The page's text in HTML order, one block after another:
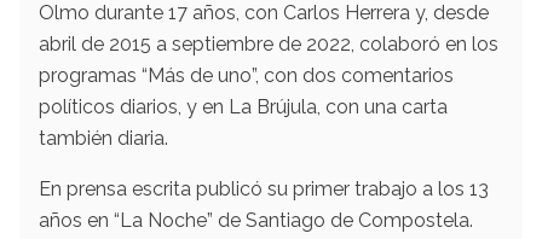
Olmo durante 17 años, con Carlos Herrera y, desde
abril de 2015 a septiembre de 2022, colaboró en los
programas “Más de uno”, con dos comentarios
políticos diarios, y en La Brújula, con una carta
también diaria.
En prensa escrita publicó su primer trabajo a los 13
años en “La Noche” de Santiago de Compostela.